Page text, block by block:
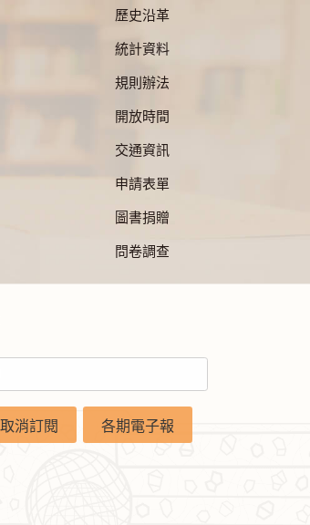
歷史沿革
統計資料
規則辦法
開放時間
交通資訊
申請表單
圖書捐贈
問卷調查